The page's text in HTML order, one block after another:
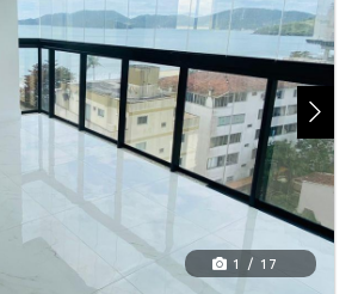
1 / 17